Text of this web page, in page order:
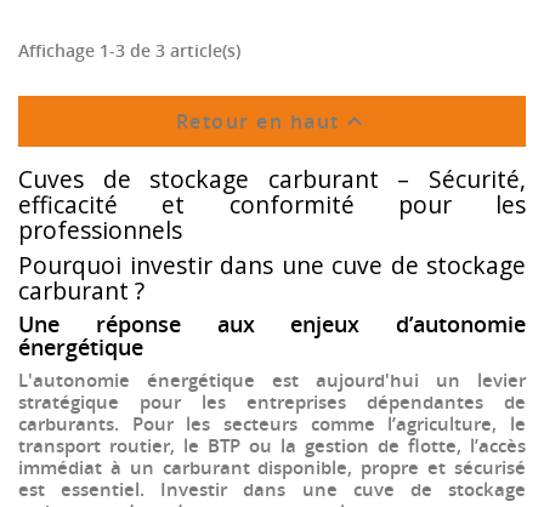
Affichage 1-3 de 3 article(s)
Retour en haut 
Cuves de stockage carburant – Sécurité,
efficacité et conformité pour les
professionnels
Pourquoi investir dans une cuve de stockage
carburant ?
Une réponse aux enjeux d’autonomie
énergétique
L'autonomie énergétique est aujourd'hui un levier
stratégique pour les entreprises dépendantes de
carburants. Pour les secteurs comme l’agriculture, le
transport routier, le BTP ou la gestion de flotte, l’accès
immédiat à un carburant disponible, propre et sécurisé
est essentiel. Investir dans une cuve de stockage